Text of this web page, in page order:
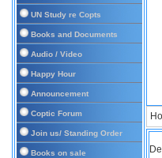
UN Study re Copts
Books and Documents
Audio / Video
Happy Hour
Announcement
Coptic Forum
Join us/ Standing Order
Books on sale